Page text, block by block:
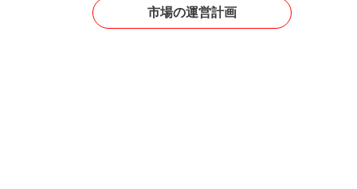
市場の運営計画